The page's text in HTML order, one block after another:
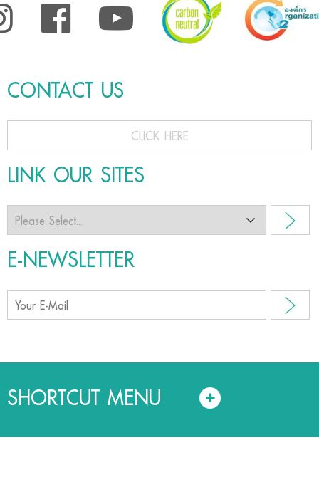
CONTACT US
CLICK HERE
LINK OUR SITES
E-NEWSLETTER
SHORTCUT MENU